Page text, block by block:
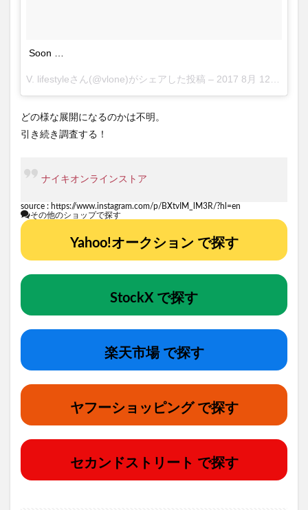
Soon …
V. lifestyleさん(@vlone)がシェアした投稿 – 2017 8月 12 5:55午後 PDT
どの様な展開になるのかは不明。
引き続き調査する！
ナイキオンラインストア
source : https://www.instagram.com/p/BXtvIM_lM3R/?hl=en
その他のショップで探す
Yahoo!オークション で探す
StockX で探す
楽天市場 で探す
ヤフーショッピング で探す
セカンドストリート で探す